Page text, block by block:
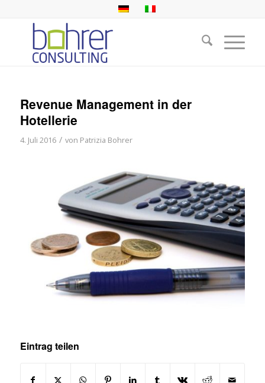
Revenue Management in der
Hotellerie
4. Juli 2016 / von Patrizia Bohrer
Eintrag teilen